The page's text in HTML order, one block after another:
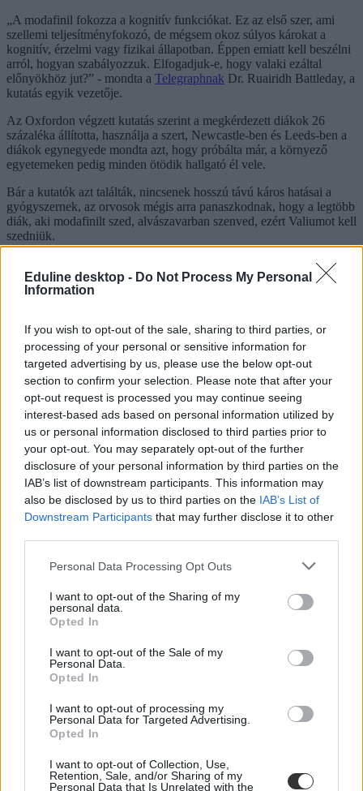
Eduline desktop - Do Not Process My Personal
Information
If you wish to opt-out of the sale, sharing to third parties, or
processing of your personal or sensitive information for
targeted advertising by us, please use the below opt-out
section to confirm your selection. Please note that after your
opt-out request is processed you may continue seeing
interest-based ads based on personal information utilized by
us or personal information disclosed to third parties prior to
your opt-out. You may separately opt-out of the further
disclosure of your personal information by third parties on the
IAB’s list of downstream participants. This information may
also be disclosed by us to third parties on the IAB’s List of
Downstream Participants that may further disclose it to other
Personal Data Processing Opt Outs
I want to opt-out of the Sharing of my
personal data.
Opted In
I want to opt-out of the Sale of my
Personal Data.
Opted In
I want to opt-out of processing my
Personal Data for Targeted Advertising.
Opted In
I want to opt-out of Collection, Use,
Retention, Sale, and/or Sharing of my
Personal Data that Is Unrelated with the
„A modafinil fokozza a kognitív funkciókat. Ez az első szer, ami
szellemi teljesítményfokozó, de mégsem okoz súlyos károkat a
kognitív, érzelmi vagy fizikai állapotban. Éppen emiatt kell beszélni
arról, hogyan szabályozzuk. Elfogadjuk-e, hogy valaki ezáltal
előnyökhöz jut?” - mondta a Telegraphnak Dr. Ruairidh Battleday, a
kutatás egyik vezetője.
Az Oxfordon végzett kutatás szerint a megkérdezett diákok 26
százaléka állította, használja a szert, Newcastle-ben és Leeds-ben a
diákok egynegyede mondta azt, hogy próbálta már, a környező
egyetemeken pedig minden ötödik hallgató él vele.
Bár a kutatók azt találták, nincsenek hosszú távú káros hatásai a
gyógyszernek, az orvosok mégis arra panaszkodnak, hogy a legtöbb
diák, aki modafinilt szed, alvászavarban szenved, ezért Valiumot kell
szedniük.
Tetszett a cikk? Kövess minket a Facebookon is, és nem fogsz
drog
Oxford
gyógyszer
droghasználat iskola
egyetemi vizsgák
Hozzászólások
Az iskola mindent mérni akar – csak éppen a
Bár az iskola mint intézmény már nagyon régóta velünk van,
meglepően meglehetősen rövid múltra tekint vissza az a törekvés,
hogy mélyebben megértsük és vizsgáljuk: tulajdonképpen mit is tesz
az iskola a gyerekekkel. Az évszázadok során számtalan nevelési
elmélet és a legkülönbözőbb iskolatípusok jöttek létre, a tanulás
tévedt. Vélemény.
Közoktatás